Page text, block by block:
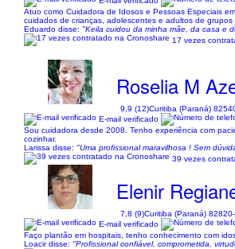
Atuo como Cuidadora de Idosos e Pessoas Especiais
cuidados de crianças, adolescentes e adultos de
Eduardo disse: "Keila cuidou da minha mãe, da casa e
17 vezes
Roselia M
9,9 (12)Curitiba (Paraná)
E-mail verificado
Sou cuidadora desde 2008. Tenho experiência com
cozinhar.
Larissa disse: "Uma profissional maravilhosa ! Sem
39 vezes
Elenir
7,8 (9)Curitiba (Paraná)
E-mail verificado
Faço plantão em hospitais, tenho conhecimento com
Loacir disse: "Profissional confiável, comprometida,